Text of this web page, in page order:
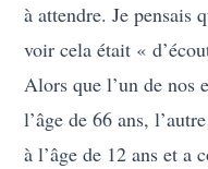
à attendre. Je pensais
voir cela était «
Alors que l’un de nos
l’âge de 66 ans,
à l’âge de 12 ans et a